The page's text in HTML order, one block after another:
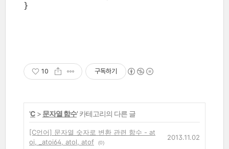
}
10 구독하기
'C > 문자열 함수' 카테고리의 다른 글
[C언어] 문자열 숫자로 변환 관련 함수 - at
oi, _atoi64, atol, atof
(0)
2013.11.02